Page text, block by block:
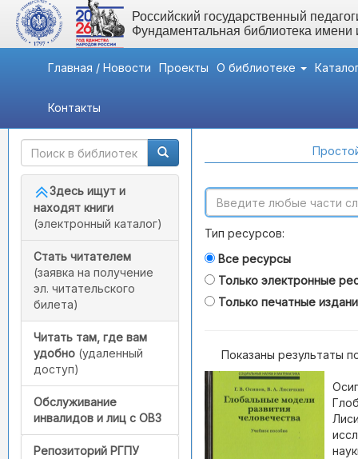
Российский государственный
Фундаментальная библиотека
Главная / Новости Проекты О библиотеке
Контакты
Быстрый доступ
Здесь ищут и
находят книги
(электронный каталог)
Стать читателем
(заявка на получение
эл. читательского
билета)
Читать там, где вам
удобно (удаленный
доступ)
Обслуживание
инвалидов и лиц с ОВЗ
Репозиторий РГПУ
Тип ресурсов:
Все ресурсы
Только электронные
Только печатные
Показаны результаты